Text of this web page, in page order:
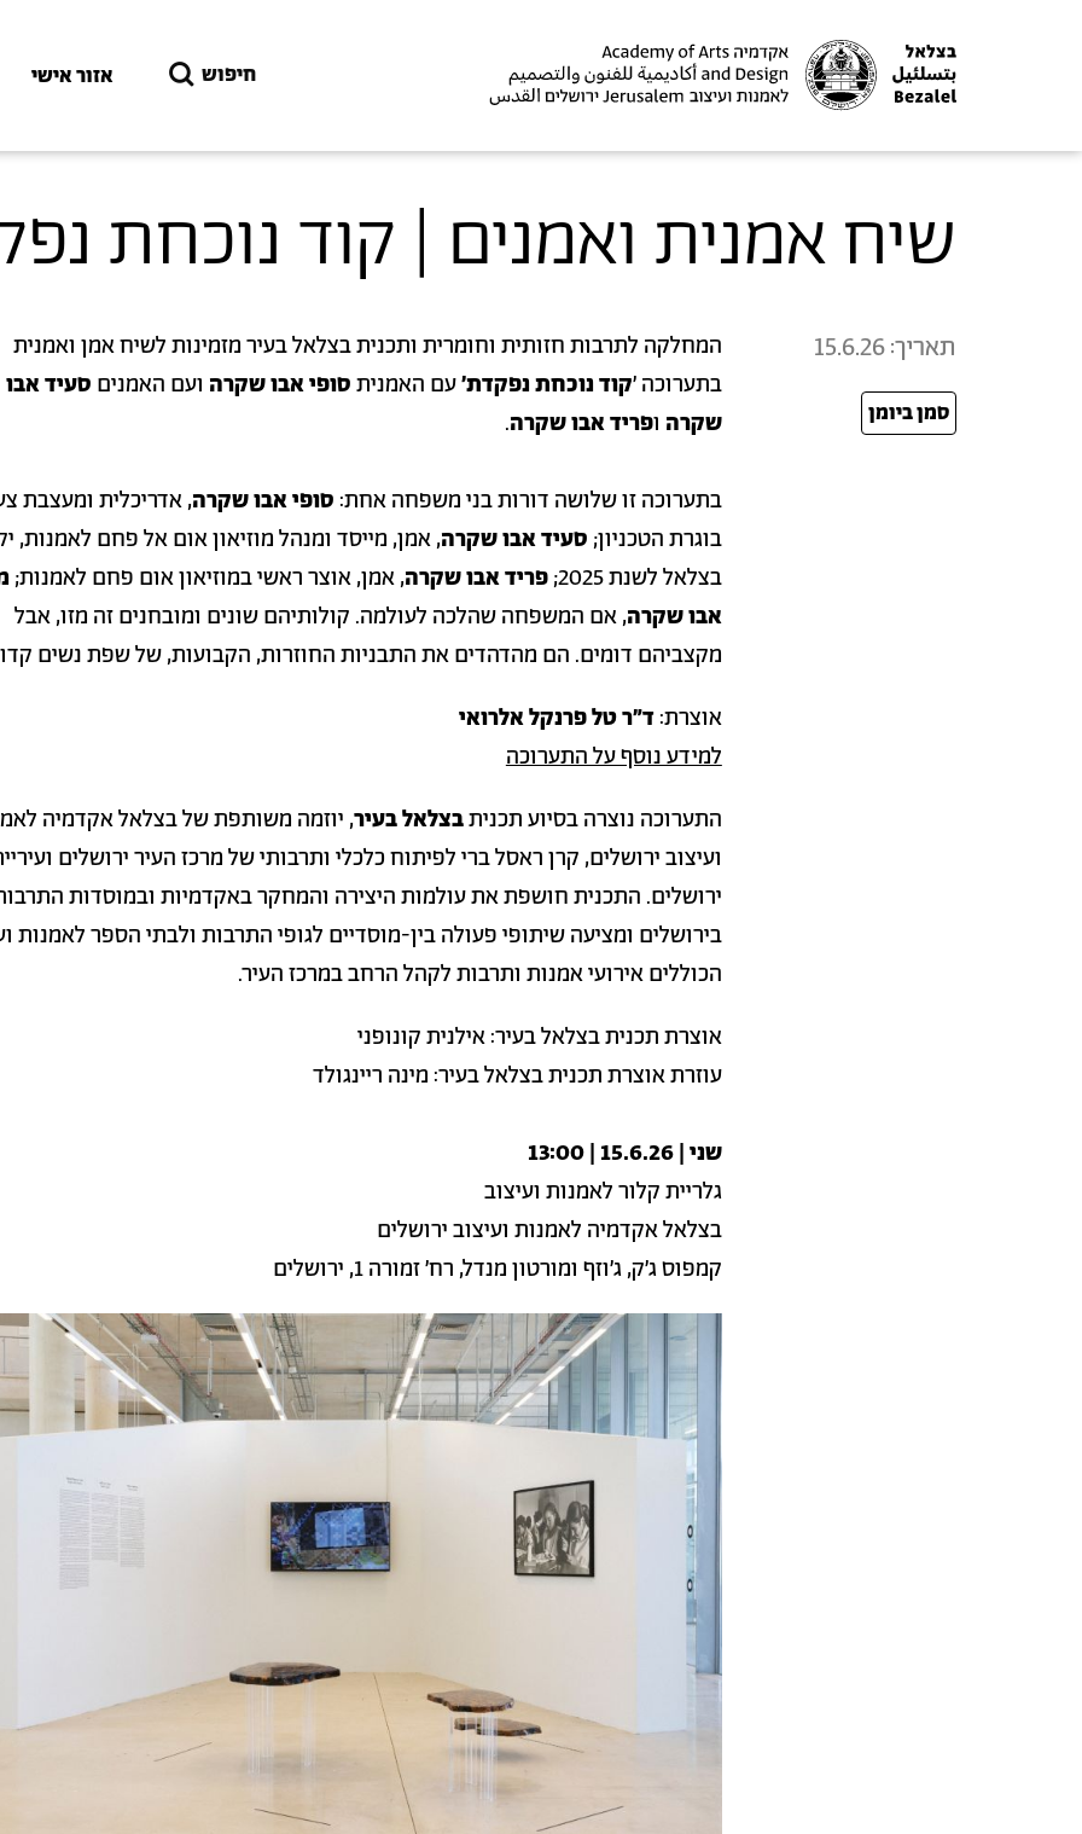
חיפוש אזור אישי
שיח אמנית ואמנים | קוד נוכחת
תאריך:15.6.26
סמן ביומן
המחלקה לתרבות חזותית וחומרית ותכנית בצלאל בעיר מזמינות לשיח אמן ואמנית
בתערוכה ׳קוד נוכחת נפקדת׳עם האמניתסופי אבו שקרה ועם האמנים סעיד אבו
שקרה ופריד אבו שקרה.
בתערוכה זו שלושה דורות בני משפחה אחת: סופי אבו שקרה, אדריכלית ומעצבת
בוגרת הטכניון;סעיד אבו שקרה, אמן, מייסד ומנהל מוזיאון אום אל פחם לאמנות,
בצלאל לשנת 2025;
פריד אבו שקרה, אמן, אוצר ראשי במוזיאון אום פחם לאמנות;
אבו שקרה, אם המשפחה שהלכה לעולמה. קולותיהם שונים ומובחנים זה מזו, אבל
מקצביהם דומים. הם מהדהדים את התבניות החוזרות, הקבועות, של שפת נשים
אוצרת:ד"ר טל פרנקל אלרואי
למידע נוסף על התערוכה
התערוכה נוצרה בסיוע תכניתבצלאל בעיר, יוזמה משותפת של בצלאל אקדמיה
ועיצוב ירושלים, קרן ראסל ברי לפיתוח כלכלי ותרבותי של מרכז העיר ירושלים
ירושלים. התכנית חושפת את עולמות היצירה והמחקר באקדמיות ובמוסדות
בירושלים ומציעה שיתופי פעולה בין-מוסדיים לגופי התרבות ולבתי הספר לאמנות
הכוללים אירועי אמנות ותרבות לקהל הרחב במרכז העיר.
אוצרת תכנית בצלאל בעיר: אילנית קונופני
עוזרת אוצרת תכנית בצלאל בעיר: מינה ריינגולד
שני | 15.6.26 | 13:00
גלריית קלור לאמנות ועיצוב
בצלאל אקדמיה לאמנות ועיצוב ירושלים
קמפוס ג׳ק, ג׳וזף ומורטון מנדל, רח׳ זמורה 1, ירושלים